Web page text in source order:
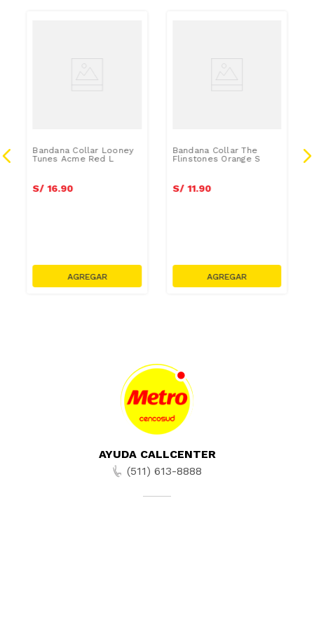
Bandana Collar Looney
Tunes Acme Red L
S/ 16.90
Bandana Collar The
Flinstones Orange S
S/ 11.90
AYUDA CALLCENTER
(511) 613-8888